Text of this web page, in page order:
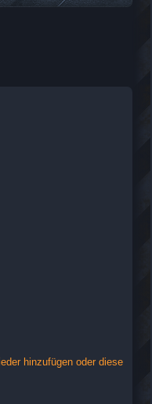
hinzufügen oder diese